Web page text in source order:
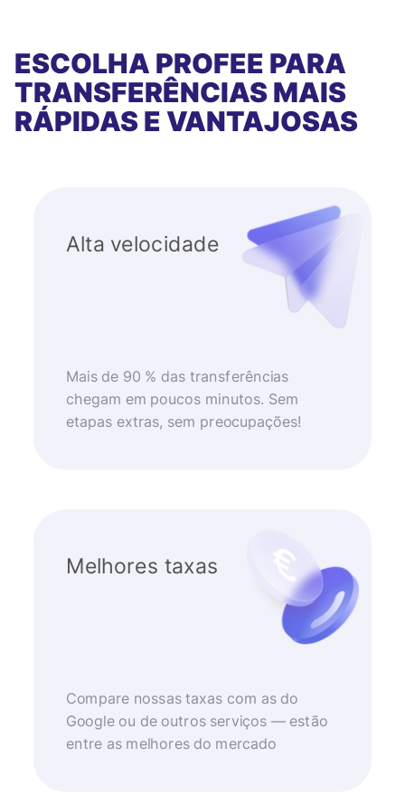
ESCOLHA PROFEE PARA
TRANSFERÊNCIAS MAIS
RÁPIDAS E VANTAJOSAS
Alta velocidade
Mais de 90 % das transferências
chegam em poucos minutos. Sem
etapas extras, sem preocupações!
Melhores taxas
Compare nossas taxas com as do
Google ou de outros serviços — estão
entre as melhores do mercado